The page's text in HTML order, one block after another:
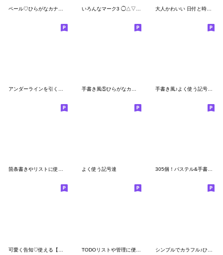
大人かわいい 日付と時間お知らせ絵文字
手書き風♪よく使う記号の絵文字
箇条書きやリストに使う記号 よく使う記号達 305個！パステル&手書き♪デコ文字♪
シンプルでカラフル♪ひらがな英数字265個